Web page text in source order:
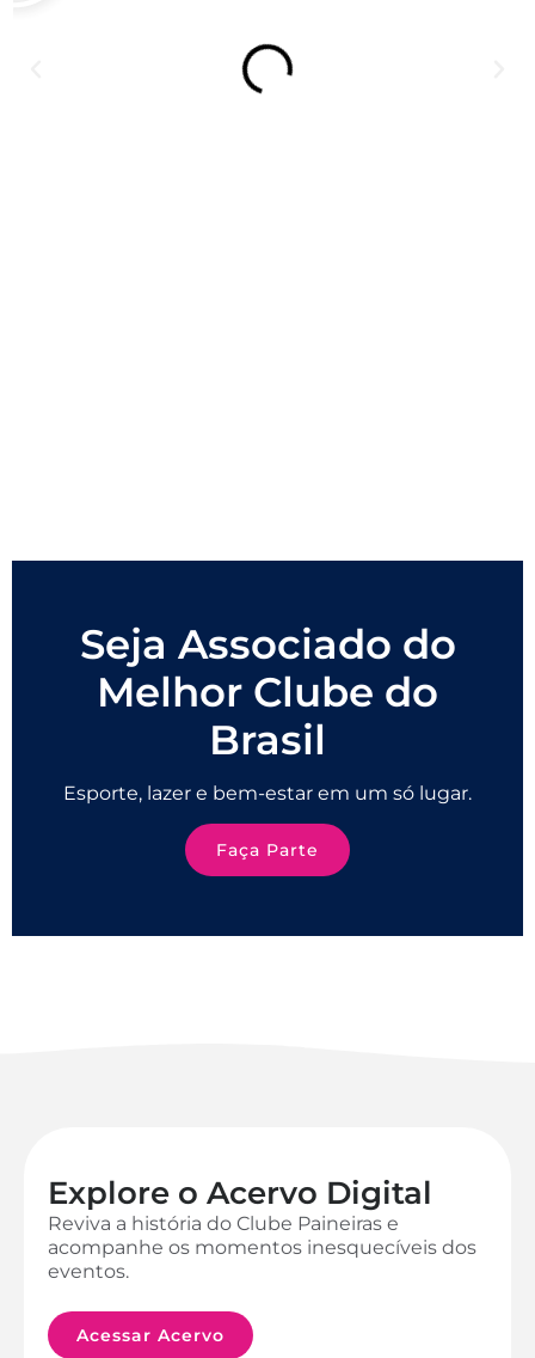
Seja Associado do
Melhor Clube do
Brasil
Esporte, lazer e bem-estar em um só lugar.
Faça Parte
Explore o Acervo Digital
Reviva a história do Clube Paineiras e
acompanhe os momentos inesquecíveis dos
eventos.
Acessar Acervo